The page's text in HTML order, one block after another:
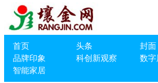
首页 头条 封面
品牌印象
科创新观察 数字
智能家居